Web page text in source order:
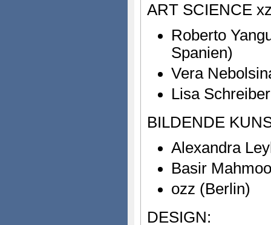
ART SCIENCE
Roberto
Spanien)
Vera
Lisa
BILDENDE
Alexandra
Basir
ozz (Berlin)
DESIGN: